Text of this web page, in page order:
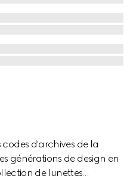
d'archives de la
générations de design en
de lunettes